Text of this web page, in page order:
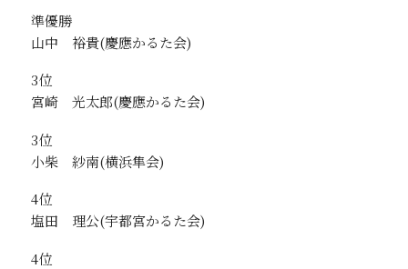
準優勝
山中 裕貴
3位
宮崎 光太郎
3位
小柴 紗南
4位
塩田 理公
4位